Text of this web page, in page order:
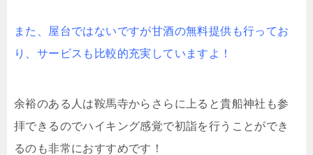
また、屋台ではないですが甘酒の無料提供も行ってお
り、サービスも比較的充実していますよ！
余裕のある人は鞍馬寺からさらに上ると貴船神社も参
拝できるのでハイキング感覚で初詣を行うことができ
るのも非常におすすめです！